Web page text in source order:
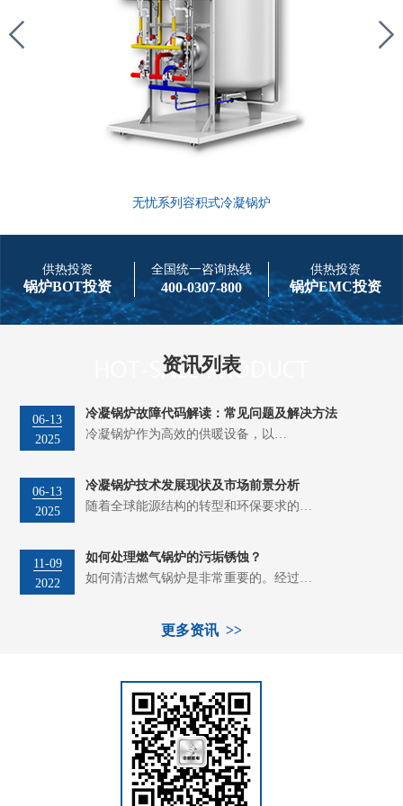
无忧系列容积式冷凝锅炉
供热投资
锅炉BOT投资
全国统一咨询热线
400-0307-800
供热投资
锅炉EMC投资
资讯列表
06-13
2025
冷凝锅炉故障代码解读：常见问题及解决方法
冷凝锅炉作为高效的供暖设备，以…
06-13
2025
冷凝锅炉技术发展现状及市场前景分析
随着全球能源结构的转型和环保要求的…
11-09
2022
如何处理燃气锅炉的污垢锈蚀？
如何清洁燃气锅炉是非常重要的。经过…
更多资讯 >>